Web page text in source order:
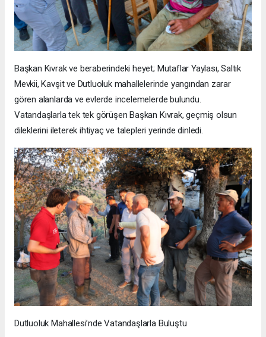
Başkan Kıvrak ve beraberindeki heyet; Mutaflar Yaylası, Saltık
Mevkii, Kavşit ve Dutluoluk mahallelerinde yangından zarar
gören alanlarda ve evlerde incelemelerde bulundu.
Vatandaşlarla tek tek görüşen Başkan Kıvrak, geçmiş olsun
dileklerini ileterek ihtiyaç ve talepleri yerinde dinledi.
Dutluoluk Mahallesi’nde Vatandaşlarla Buluştu